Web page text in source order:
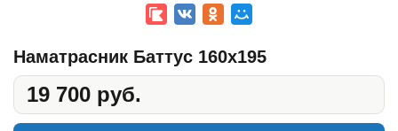
Наматрасник Баттус 160x195
19 700 руб.